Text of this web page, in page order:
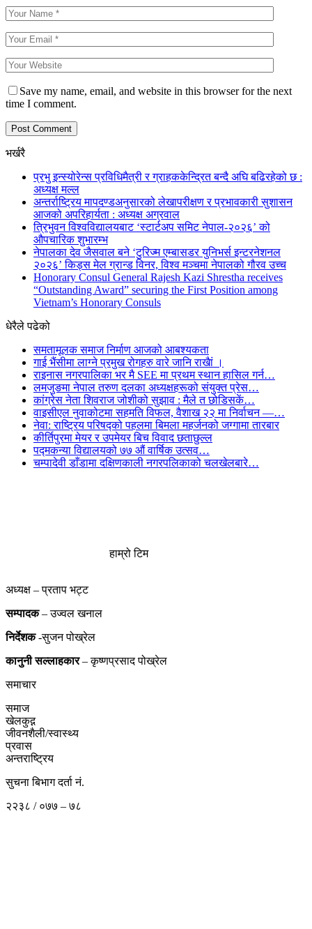
Save my name, email, and website in this browser for the next
time I comment.
भर्खरै
प्रभु इन्स्योरेन्स प्रविधिमैत्री र ग्राहककेन्द्रित बन्दै अघि बढिरहेको छ :
अध्यक्ष मल्ल
अन्तर्राष्ट्रिय मापदण्डअनुसारको लेखापरीक्षण र प्रभावकारी सुशासन
आजको अपरिहार्यता : अध्यक्ष अग्रवाल
त्रिभुवन विश्वविद्यालयबाट ‘स्टार्टअप समिट नेपाल-२०२६’ को
औपचारिक शुभारम्भ
नेपालका देव जैसवाल बने ‘टुरिज्म एम्बासडर युनिभर्स इन्टरनेशनल
२०२६’ किड्स मेल ग्रान्ड विनर, विश्व मञ्चमा नेपालको गौरव उच्च
Honorary Consul General Rajesh Kazi Shrestha receives
“Outstanding Award” securing the First Position among
Vietnam’s Honorary Consuls
धेरैले पढेको
समतामूलक समाज निर्माण आजको आबश्यकता
गाई भैंसीमा लाग्ने प्रमुख रोगहरु वारे जानि राखैां ।
राइनास नगरपालिका भर मै SEE मा प्रथम स्थान हासिल गर्न…
लमजुङमा नेपाल तरुण दलका अध्यक्षहरूको संयुक्त प्रेस…
कांग्रेस नेता शिवराज जोशीको सुझाव : मैले त छोडिसकें…
वाइसीएल नुवाकोटमा सहमति विफल, वैशाख २२ मा निर्वाचन —…
नेवा: राष्ट्रिय परिषद्को पहलमा बिमला महर्जनको जग्गामा तारबार
कीर्तिपुरमा मेयर र उपमेयर बिच विवाद छताछुल्ल
पद्मकन्या विद्यालयको ७७ औं ‌‌वार्षिक ‌उत्सव…
चम्पादेवी डाँडामा दक्षिणकाली नगरपलिकाको चलखेलबारे…
हाम्रो टिम
अध्यक्ष – प्रताप भट्ट
सम्पादक– उज्वल खनाल
निर्देशक-सुजन पोख्रेल
कानुनी सल्लाहकार– कृष्णप्रसाद पोख्रेल
समाचार
समाज
खेलकुद़़
जीवनशैली/स्वास्थ्य
प्रवास
अन्तराष्ट्रिय
सुचना बिभाग दर्ता नं.
२२३८ / ०७७ – ७८